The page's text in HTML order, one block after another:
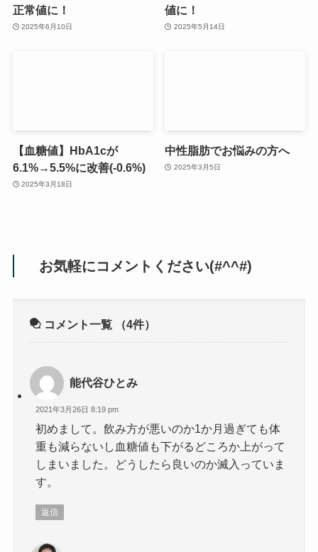
正常値に！
2025年6月10日
値に！
2025年5月14日
【血糖値】HbA1cが
6.1%→5.5%に改善(-0.6%)
2025年3月18日
中性脂肪でお悩みの方へ
2025年3月5日
お気軽にコメントください(#^^#)
コメント一覧 （4件）
能代谷ひとみ
2021年3月26日 8:19 pm
初めまして。飲み方が悪いのか1か月過ぎても体
重も減らないし血糖値も下がるどころか上がって
しまいました。どうしたら良いのか滅入っていま
す。
返信